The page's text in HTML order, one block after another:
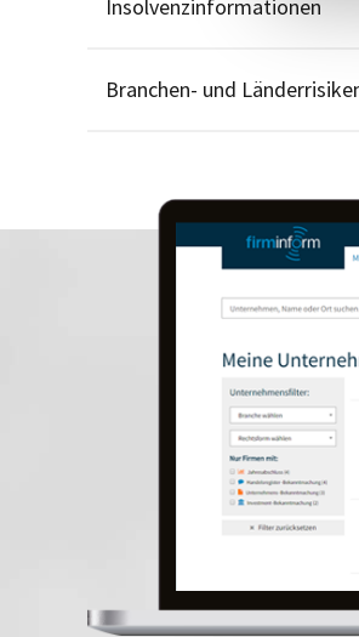
Insolvenzinformationen
Branchen- und